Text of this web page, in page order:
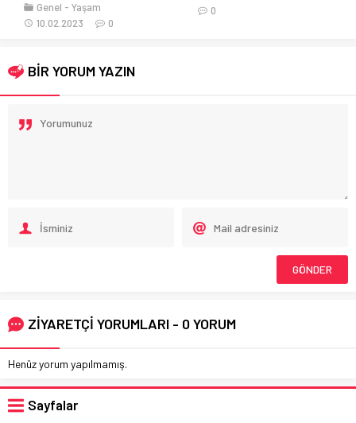
Genel
Yaşam
10.02.2023
0
0
BİR YORUM YAZIN
ZİYARETÇİ YORUMLARI - 0 YORUM
Henüz yorum yapılmamış.
Sayfalar